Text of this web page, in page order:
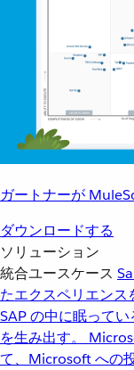
ガートナーが
ダウンロードする
ソリューション
統合ユースケース
たエクスペリエンス
SAP の中に眠って
を生み出す。
て、Microsoft への